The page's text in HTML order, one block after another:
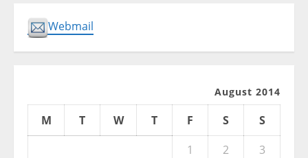
Webmail
August 2014
M T W T F S
S
1
2
3